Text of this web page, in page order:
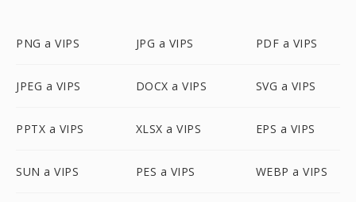
PNG a VIPS JPG a VIPS PDF a VIPS
JPEG a VIPS DOCX a VIPS SVG a VIPS
PPTX a VIPS XLSX a VIPS EPS a VIPS
SUN a VIPS PES a VIPS WEBP a VIPS